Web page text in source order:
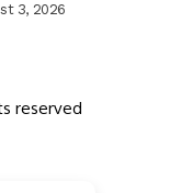
3, 2026
reserved